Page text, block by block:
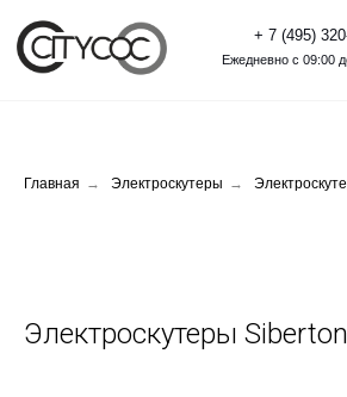
Ежедневно с 09:00 до 21:00
Главная → Электроскутеры →
Электроскутеры Siberton